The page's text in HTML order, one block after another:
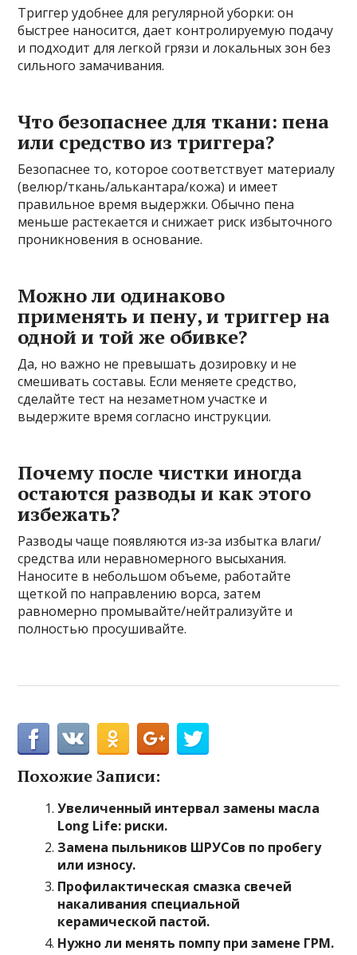
Триггер удобнее для регулярной уборки: он
быстрее наносится, дает контролируемую подачу
и подходит для легкой грязи и локальных зон без
сильного замачивания.
Что безопаснее для ткани: пена
или средство из триггера?
Безопаснее то, которое соответствует материалу
(велюр/ткань/алькантара/кожа) и имеет
правильное время выдержки. Обычно пена
меньше растекается и снижает риск избыточного
проникновения в основание.
Можно ли одинаково
применять и пену, и триггер на
одной и той же обивке?
Да, но важно не превышать дозировку и не
смешивать составы. Если меняете средство,
сделайте тест на незаметном участке и
выдержите время согласно инструкции.
Почему после чистки иногда
остаются разводы и как этого
избежать?
Разводы чаще появляются из‑за избытка влаги/
средства или неравномерного высыхания.
Наносите в небольшом объеме, работайте
щеткой по направлению ворса, затем
равномерно промывайте/нейтрализуйте и
полностью просушивайте.
Похожие Записи:
Увеличенный интервал замены масла
Long Life: риски.
Замена пыльников ШРУСов по пробегу
или износу.
Профилактическая смазка свечей
накаливания специальной
керамической пастой.
Нужно ли менять помпу при замене ГРМ.